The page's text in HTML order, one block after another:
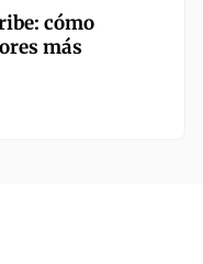
cómo
más